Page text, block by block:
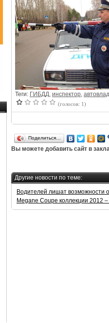
Теги: ГИБДД, инспектор,
(голосов: 1)
Поделиться…
Вы можете добавить сайт в
Другие новости по теме:
Водителей лишат возможности
Megane Coupe коллекции 2012 –